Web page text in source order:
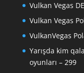
Vulkan Vegas DE
Vulkan Vegas
VulkanVegas
Yarışda kim
oyunları – 299